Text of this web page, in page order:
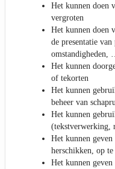
Het kunnen doen
vergroten
Het kunnen doen
de presentatie
omstandigheden, …
Het kunnen
of tekorten
Het kunnen
beheer van
Het kunnen
(tekstverwerking,
Het kunnen
herschikken, op
Het kunnen